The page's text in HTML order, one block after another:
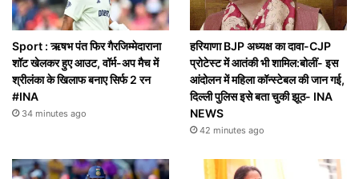
Sport : ऋषभ पंत फिर गैरजिम्मेदाराना
शॉट खेलकर हुए आउट, वॉर्म-अप मैच में
श्रीलंका के खिलाफ बनाए सिर्फ 2 रन
#INA
34 minutes ago
हरियाणा BJP अध्यक्ष का दावा-CJP
प्रोटेस्ट में आतंकी भी शामिल:बोलीं- इस
आंदोलन में महिला कॉन्स्टेबल की जान गई,
दिल्ली पुलिस इसे बता चुकी झूठ- INA
NEWS
42 minutes ago